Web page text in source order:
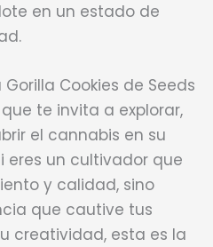
en un estado de
Cookies de Seeds
te invita a explorar,
el cannabis en su
eres un cultivador que
y calidad, sino
que cautive tus
creatividad, esta es la